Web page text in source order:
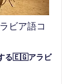
ビア語コ
る🇪🇬アラビ